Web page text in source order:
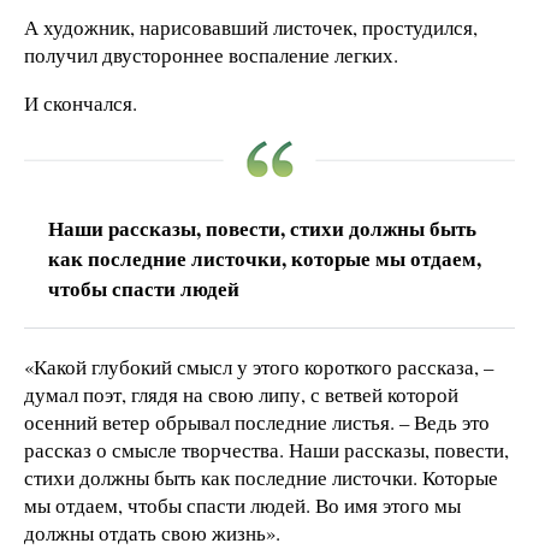
А художник, нарисовавший листочек, простудился,
получил двустороннее воспаление легких.
И скончался.
Наши рассказы, повести, стихи должны быть
как последние листочки, которые мы отдаем,
чтобы спасти людей
«Какой глубокий смысл у этого короткого рассказа, –
думал поэт, глядя на свою липу, с ветвей которой
осенний ветер обрывал последние листья. – Ведь это
рассказ о смысле творчества. Наши рассказы, повести,
стихи должны быть как последние листочки. Которые
мы отдаем, чтобы спасти людей. Во имя этого мы
должны отдать свою жизнь».